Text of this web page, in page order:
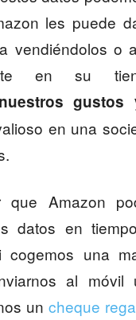
les puede
vendiéndolos o
en su
gustos
en una
que Amazon
datos en
cogemos una
al móvil
un cheque